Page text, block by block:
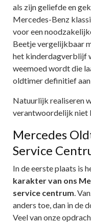
als zijn geliefde en
Mercedes-Benz
voor een
Beetje vergelijkbaar
het kinderdagverblijf
weemoed wordt die
oldtimer definitief
Natuurlijk realiseren
verantwoordelijk niet
Mercedes
Service
In de eerste plaats is
karakter van ons
service centrum .
anders toe, dan in de
Veel van onze